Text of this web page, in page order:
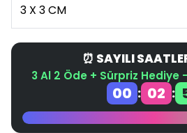
⏰ SAYILI
3 Al 2 Öde + Sürpriz
00 : 02 :